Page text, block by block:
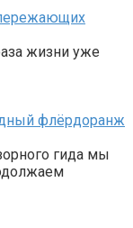
жизни уже
флёрдоранж
гида мы